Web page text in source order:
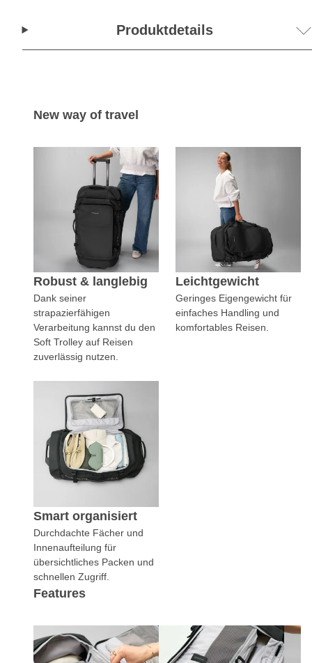
Produktdetails
New way of travel
Robust & langlebig
Dank seiner
strapazierfähigen
Verarbeitung kannst du den
Soft Trolley auf Reisen
zuverlässig nutzen.
Leichtgewicht
Geringes Eigengewicht für
einfaches Handling und
komfortables Reisen.
Smart organisiert
Durchdachte Fächer und
Innenaufteilung für
übersichtliches Packen und
schnellen Zugriff.
Features